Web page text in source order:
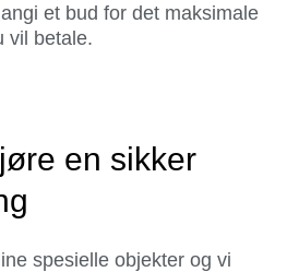
et bud for det maksimale
vil betale.
en sikker
spesielle objekter og vi